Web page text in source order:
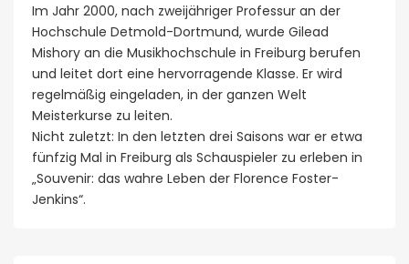
Im Jahr 2000, nach zweijähriger Professur an der
Hochschule Detmold-Dortmund, wurde Gilead
Mishory an die Musikhochschule in Freiburg berufen
und leitet dort eine hervorragende Klasse. Er wird
regelmäßig eingeladen, in der ganzen Welt
Meisterkurse zu leiten.
Nicht zuletzt: In den letzten drei Saisons war er etwa
fünfzig Mal in Freiburg als Schauspieler zu erleben in
„Souvenir: das wahre Leben der Florence Foster-
Jenkins“.